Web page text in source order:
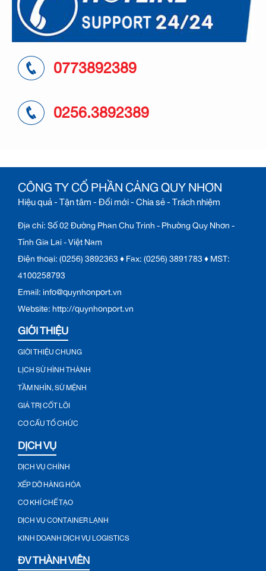
0773892389
0256.3892389
CÔNG TY CỔ PHẦN CẢNG QUY NHƠN
Hiệu quả - Tận tâm - Đổi mới - Chia sẻ - Trách nhiệm
Địa chỉ: Số 02 Đường Phan Chu Trinh - Phường Quy Nhơn -
Tỉnh Gia Lai - Việt Nam
Điện thoại: (0256) 3892363 ♦ Fax: (0256) 3891783 ♦ MST:
4100258793
Email: info@quynhonport.vn
Website: http://quynhonport.vn
GIỚI THIỆU
GIỚI THIỆU CHUNG
LỊCH SỬ HÌNH THÀNH
TẦM NHÌN, SỨ MỆNH
GIÁ TRỊ CỐT LÕI
CƠ CẤU TỔ CHỨC
DỊCH VỤ
DỊCH VỤ CHÍNH
XẾP DỠ HÀNG HÓA
CƠ KHÍ CHẾ TẠO
DỊCH VỤ CONTAINER LẠNH
KINH DOANH DỊCH VỤ LOGISTICS
ĐV THÀNH VIÊN